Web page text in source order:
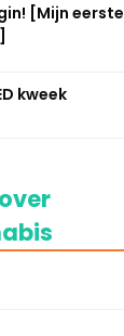
[Mijn eerste
kweek